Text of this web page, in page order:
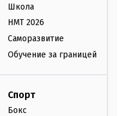
Школа
НМТ 2026
Саморазвитие
Обучение за границей
Спорт
Бокс